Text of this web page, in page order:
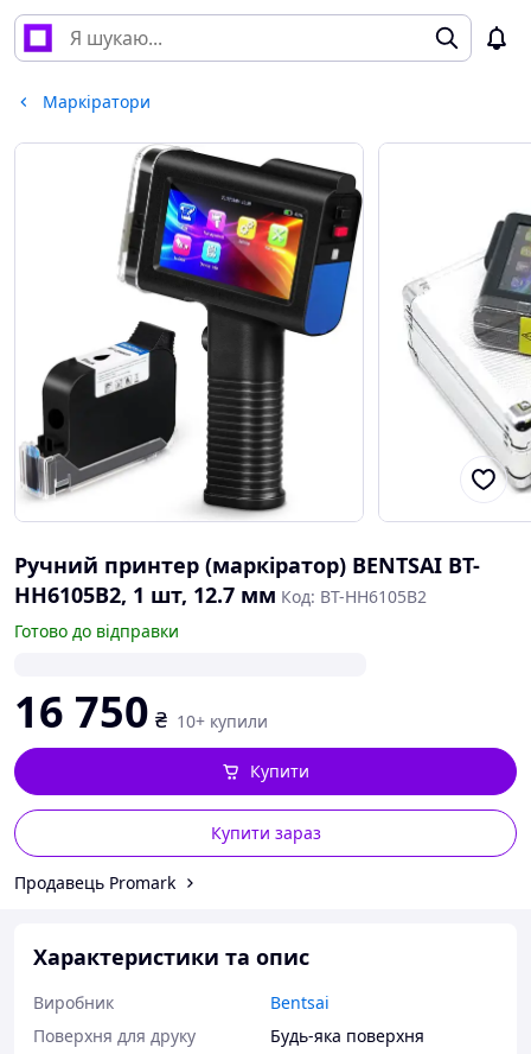
Маркіратори
Ручний принтер (маркіратор) BENTSAI BT-
HH6105B2, 1 шт, 12.7 мм Код: BT-HH6105B2
Готово до відправки
16 750 ₴ 10+ купили
Купити зараз
Купити
Продавець Promark
Характеристики та опис
Виробник
Bentsai
Поверхня для друку
Будь-яка поверхня